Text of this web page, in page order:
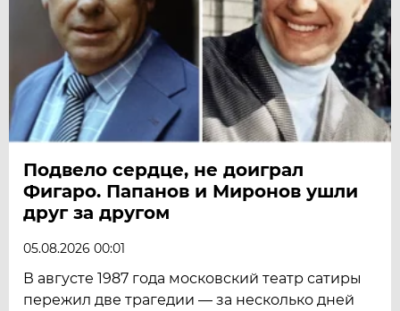
Подвело сердце, не доиграл
Фигаро. Папанов и Миронов ушли
друг за другом
05.08.2026 00:01
В августе 1987 года московский театр сатиры
пережил две трагедии — за несколько дней